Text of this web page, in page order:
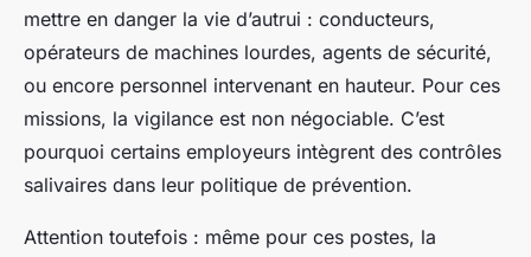
mettre en danger la vie d’autrui : conducteurs,
opérateurs de machines lourdes, agents de sécurité,
ou encore personnel intervenant en hauteur. Pour ces
missions, la vigilance est non négociable. C’est
pourquoi certains employeurs intègrent des contrôles
salivaires dans leur politique de prévention.
Attention toutefois : même pour ces postes, la